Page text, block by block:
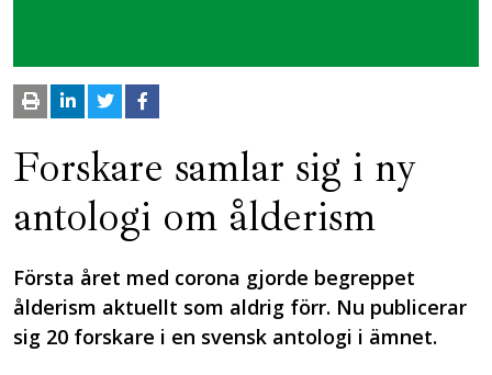
Forskare samlar sig i ny
antologi om ålderism
Första året med corona gjorde begreppet
ålderism aktuellt som aldrig förr. Nu publicerar
sig 20 forskare i en svensk antologi i ämnet.